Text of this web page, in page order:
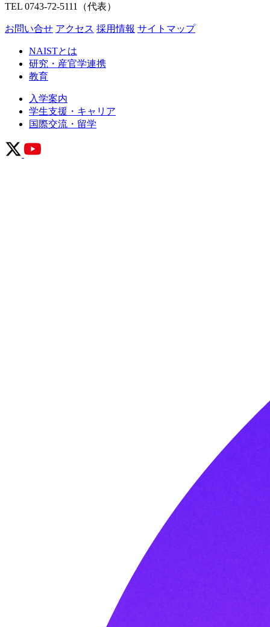
TEL 0743-72-5111（代表）
お問い合せ アクセス 採用情報 サイトマップ
NAISTとは
研究・産官学連携
教育
入学案内
学生支援・キャリア
国際交流・留学